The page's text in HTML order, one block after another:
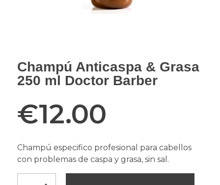
Champú Anticaspa & Grasa
250 ml Doctor Barber
€12.00
Champú especifico profesional para cabellos
con problemas de caspa y grasa, sin sal.